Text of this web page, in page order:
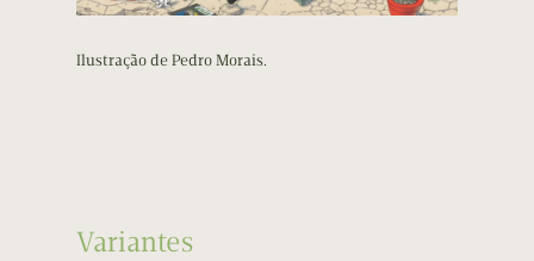
Ilustração de Pedro Morais.
Variantes